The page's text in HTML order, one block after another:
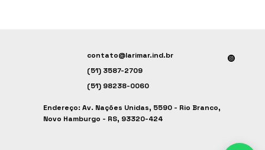
contato@larimar.ind.br
(51) 3587-2709
(51) 98238-0060
Endereço: Av. Nações Unidas, 5590 - Rio Branco,
Novo Hamburgo - RS, 93320-424